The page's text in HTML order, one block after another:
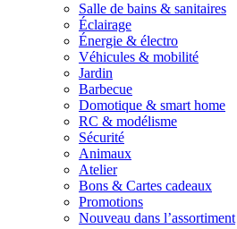
Salle de bains & sanitaires
Éclairage
Énergie & électro
Véhicules & mobilité
Jardin
Barbecue
Domotique & smart home
RC & modélisme
Sécurité
Animaux
Atelier
Bons & Cartes cadeaux
Promotions
Nouveau dans l’assortiment